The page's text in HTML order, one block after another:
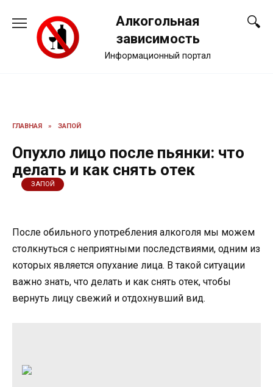
содержанию
Алкогольная
зависимость
Информационный портал
ГЛАВНАЯ » ЗАПОЙ
Опухло лицо после пьянки: что
делать и как снять отек
ЗАПОЙ
После обильного употребления алкоголя мы можем
столкнуться с неприятными последствиями, одним из
которых является опухание лица. В такой ситуации
важно знать, что делать и как снять отек, чтобы
вернуть лицу свежий и отдохнувший вид.